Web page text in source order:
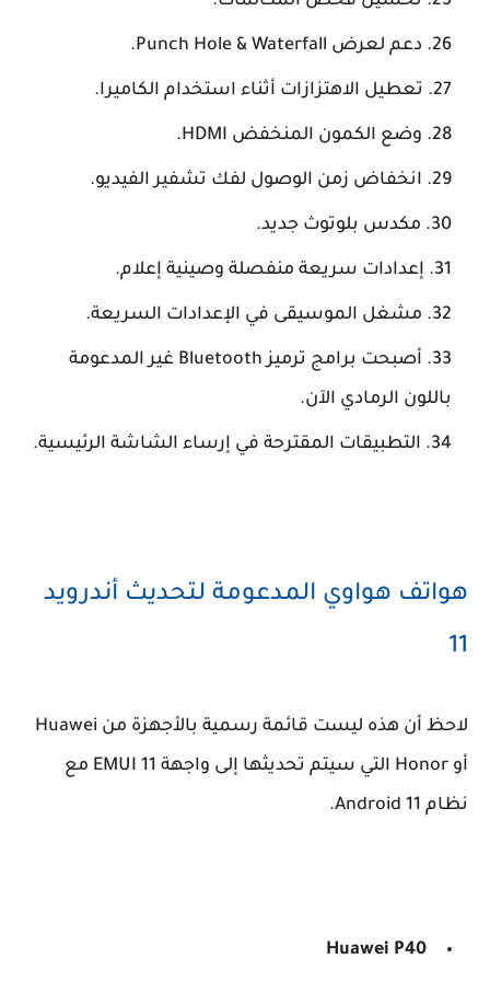
دعم لعرض Punch Hole & Waterfall.
تعطيل الاهتزازات أثناء استخدام الكاميرا.
وضع الكمون المنخفض HDMI.
انخفاض زمن الوصول لفك تشفير الفيديو.
مكدس بلوتوث جديد.
إعدادات سريعة منفصلة وصينية إعلام.
مشغل الموسيقى في الإعدادات السريعة.
أصبحت برامج ترميز Bluetooth غير المدعومة
باللون الرمادي الآن.
التطبيقات المقترحة في إرساء الشاشة الرئيسية.
هواتف هواوي المدعومة لتحديث أندرويد
11
لاحظ أن هذه ليست قائمة رسمية بالأجهزة من Huawei
أو Honor التي سيتم تحديثها إلى واجهة EMUI 11 مع
نظام Android 11.
Huawei P40